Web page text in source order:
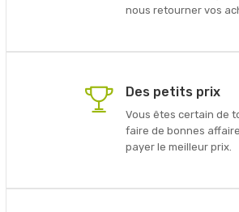
nous retourner vos
Des petits prix
Vous êtes certain de
faire de bonnes
payer le meilleur prix.